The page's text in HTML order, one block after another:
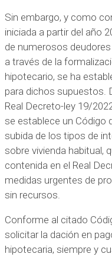
Sin embargo, y como
iniciada a partir del año
de numerosos
a través de la
hipotecario, se ha
para dichos supuestos.
Real Decreto-ley 19/
se establece un Código
subida de los tipos de
sobre vivienda habitual,
contenida en el Real
medidas urgentes de
sin recursos.
Conforme al citado
solicitar la dación en
hipotecaria, siempre y